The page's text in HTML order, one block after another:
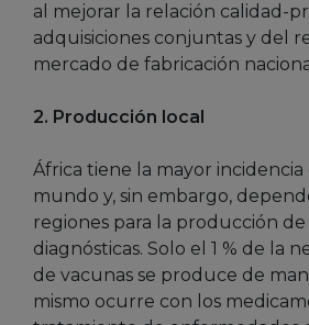
al mejorar la relación calidad-
adquisiciones conjuntas y del
mercado de fabricación
2. Producción local
África tiene la mayor incidencia
mundo y, sin embargo,
regiones para la producción
diagnósticas. Solo el 1 % de la
de vacunas se produce de
mismo ocurre con los